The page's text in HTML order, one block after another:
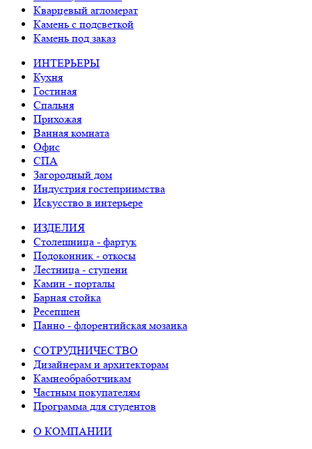
Кварцевый агломерат
Камень с подсветкой
Камень под заказ
ИНТЕРЬЕРЫ
Кухня
Гостиная
Спальня
Прихожая
Ванная комната
Офис
СПА
Загородный дом
Индустрия гостеприимства
Искусство в интерьере
ИЗДЕЛИЯ
Столешница - фартук
Подоконник - откосы
Лестница - ступени
Камин - порталы
Барная стойка
Ресепшен
Панно - флорентийская мозаика
СОТРУДНИЧЕСТВО
Дизайнерам и архитекторам
Камнеобработчикам
Частным покупателям
Программа для студентов
О КОМПАНИИ